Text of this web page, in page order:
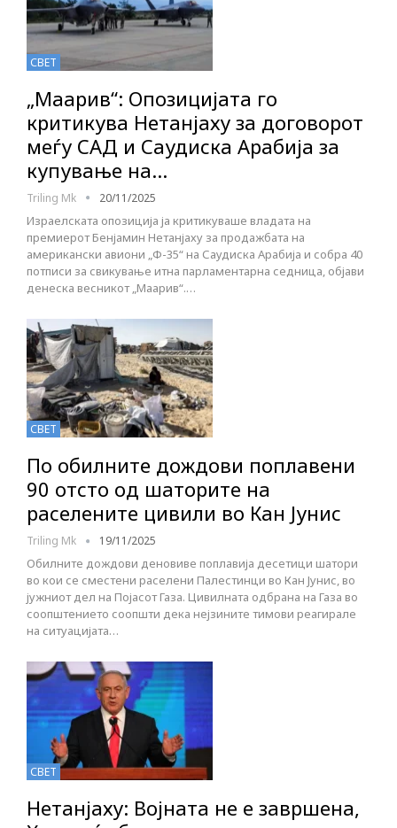
СВЕТ
„Маарив“: Опозицијата го
критикува Нетанјаху за договорот
меѓу САД и Саудиска Арабија за
купување на…
Triling Mk 20/11/2025
Израелската опозиција ја критикуваше владата на
премиерот Бенјамин Нетанјаху за продажбата на
американски авиони „Ф-35“ на Саудиска Арабија и собра 40
потписи за свикување итна парламентарна седница, објави
денеска весникот „Маарив“.…
СВЕТ
По обилните дождови поплавени
90 отсто од шаторите на
раселените цивили во Кан Јунис
Triling Mk 19/11/2025
Обилните дождови деновиве поплавија десетици шатори
во кои се сместени раселени Палестинци во Кан Јунис, во
јужниот дел на Појасот Газа. Цивилната одбрана на Газа во
соопштението соопшти дека нејзините тимови реагирале
на ситуацијата…
СВЕТ
Нетанјаху: Војната не е завршена,